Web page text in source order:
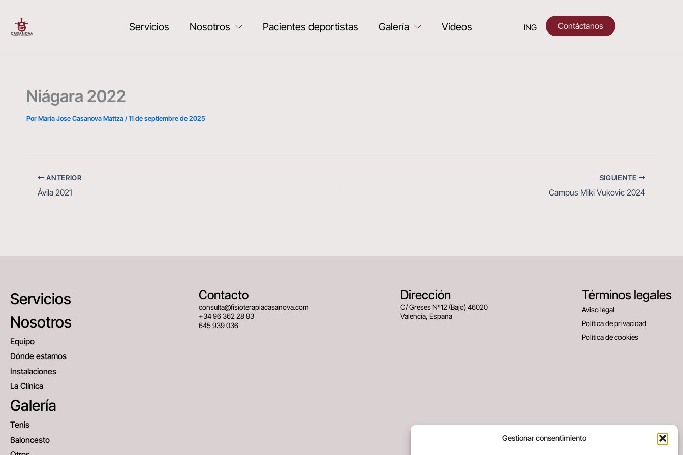
Gestionar consentimiento
contenido
Servicios Nosotros Pacientes deportistas Galería Vídeos ING Contáctanos
Niágara 2022
PorMaria Jose Casanova Mattza/11 de septiembre de 2025
ANTERIOR
Ávila 2021
SIGUIENTE
Campus Miki Vukovic 2024
Servicios
Nosotros
Equipo
Dónde estamos
Instalaciones
La Clínica
Galería
Tenis
Baloncesto
Contacto
consulta@fisioterapiacasanova.com
+34 96 362 28 83
645 939 036
Dirección
C/ Greses Nº12 (Bajo) 46020
Valencia, España
Términos legales
Aviso legal
Política de privacidad
Política de cookies